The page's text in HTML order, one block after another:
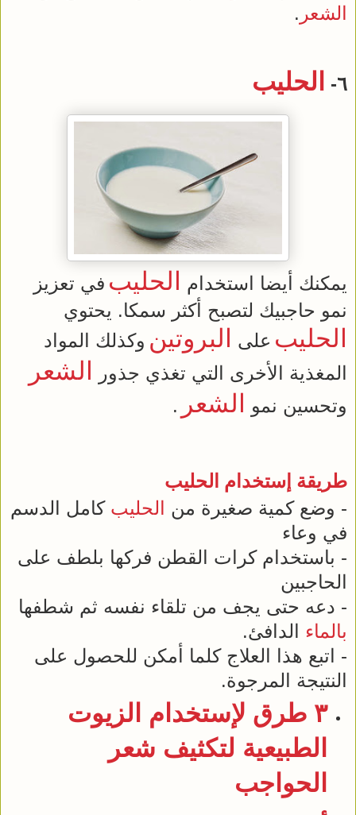
الشعر .
٦- الحليب
يمكنك أيضا استخدام الحليب في تعزيز
نمو حاجبيك لتصبح أكثر سمكا. يحتوي
الحليب على البروتين وكذلك المواد
المغذية الأخرى التي تغذي جذور
الشعر
وتحسين نمو الشعر .
طريقة إستخدام الحليب
- وضع كمية صغيرة من الحليب كامل الدسم
في وعاء
- باستخدام كرات القطن فركها بلطف على
الحاجبين
- دعه حتى يجف من تلقاء نفسه ثم شطفها
بالماء الدافئ.
- اتبع هذا العلاج كلما أمكن للحصول على
النتيجة المرجوة.
٣ طرق لإستخدام الزيوت
الطبيعية لتكثيف شعر
الحواجب